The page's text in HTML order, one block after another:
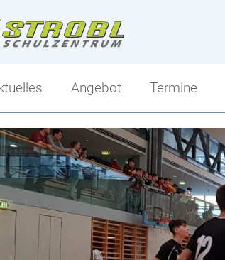
Angebot
Angebot
Ski-Mittelschule
Sportlicher Schwerpunkt
Mittelschule-Übersicht
Termine